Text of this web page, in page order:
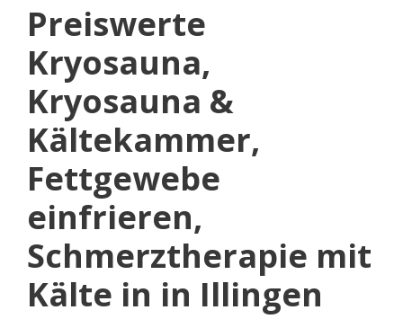
Preiswerte
Kryosauna,
Kryosauna &
Kältekammer,
Fettgewebe
einfrieren,
Schmerztherapie mit
Kälte in in Illingen